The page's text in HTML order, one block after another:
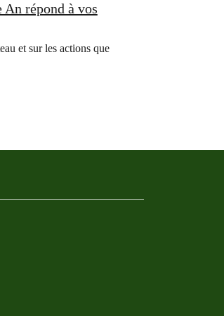
répond à vos
et sur les actions que